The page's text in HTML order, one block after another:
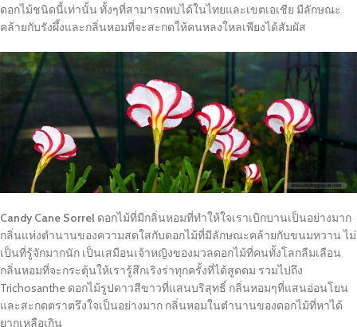
ดอกไม้ชนิดนี้เท่านั้น ทั้งๆที่สามารถพบได้ในไทยและเขตเอเชีย มีลักษณะ
คล้ายกับรังผึ้งและกลิ่นหอมที่จะสะกดให้คนหลงใหลเพียงได้สัมผัส
Candy Cane Sorrel ดอกไม้ที่มีกลิ่นหอมที่ทำให้ใจเราเบิกบานเป็นอย่างมาก
กลิ่นแห่งตำนานของความสดใสกับดอกไม้ที่มีลักษณะคล้ายกับขนมหวาน ไม่
เป็นที่รู้จักมากนัก เป็นเสมือนเจ้าหญิงของมวลดอกไม้ที่คนทั้งโลกลืมเลือน
กลิ่นหอมที่จะกระตุ้นให้เรารู้สึกเริงร่าทุกครั้งที่ได้สูดดม รวมไปถึง
Trichosanthe ดอกไม้รูปดาวสีขาวที่แสนบริสุทธิ์ กลิ่นหอมๆที่แสนอ่อนโยน
และสะกดตราตรึงใจเป็นอย่างมาก กลิ่นหอมในตำนานของดอกไม้ที่หาได้
ยากเหลือเกิน